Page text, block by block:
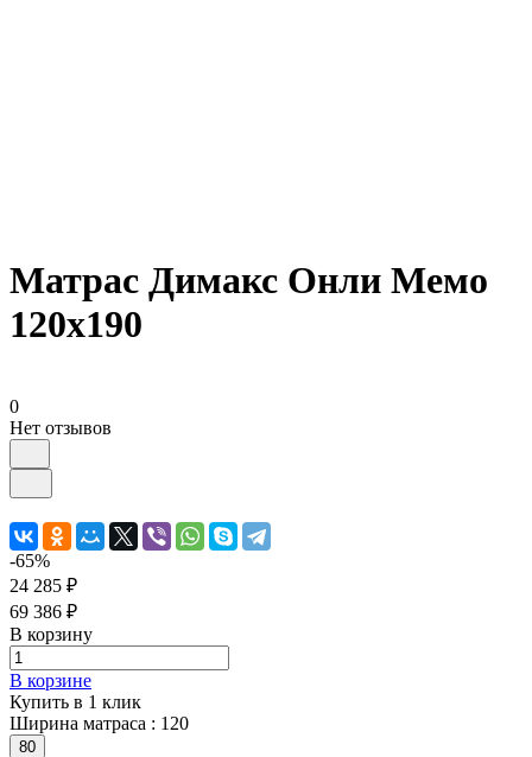
Матрас Димакс Онли Мемо
120х190
0
Нет отзывов
-65%
24 285 ₽
69 386 ₽
В корзину
В корзине
Купить в 1 клик
Ширина матраса : 120
80